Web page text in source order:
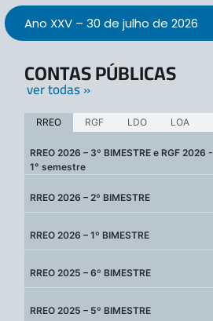
Ano XXV – 30 de julho de 2026
CONTAS PÚBLICAS
ver todas »
RREO RGF LDO LOA
RREO 2026 – 3º BIMESTRE e RGF 2026 -
1° semestre
RREO 2026 – 2º BIMESTRE
RREO 2026 – 1º BIMESTRE
RREO 2025 – 6º BIMESTRE
RREO 2025 – 5º BIMESTRE